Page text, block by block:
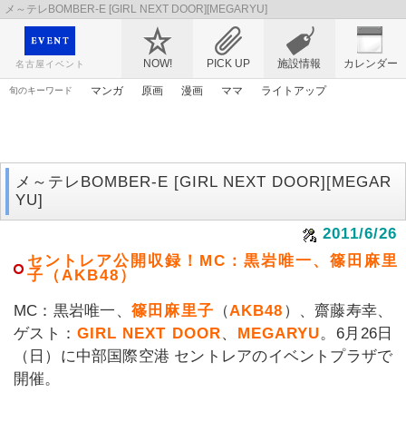
メ～テレBOMBER-E [GIRL NEXT DOOR][MEGARYU]
映画や音楽コンサート、レジャーやアート、テレビ、ショップ、出会い、転職まで名古
屋のイベント情報を幅広く掲載
名古屋イベント NOW! PICK UP カレンダー
施設情報
旬のキーワード マンガ 原画 漫画 ママ
ライトアップ
メ～テレBOMBER-E [GIRL NEXT DOOR][MEGAR
YU]
2011/6/26
セントレア公開収録！MC：黒岩唯一、篠田麻里
子（AKB48）
MC：黒岩唯一、 篠田麻里子 （AKB48 ）、齋藤寿幸、
ゲスト： GIRL NEXT DOOR、 MEGARYU。6月26日
（日）に中部国際空港 セントレアのイベントプラザで
開催。